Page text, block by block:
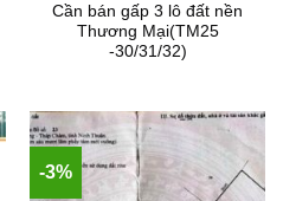
Cần bán gấp 3 lô đất nền
Thương Mại(TM25
-30/31/32)
-3%